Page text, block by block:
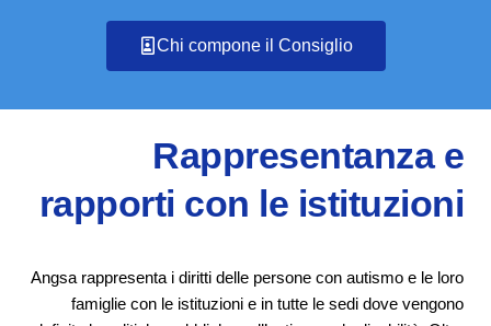
Chi compone il Consiglio
Rappresentanza e
rapporti con le istituzioni
Angsa rappresenta i diritti delle persone con autismo e le loro
famiglie con le istituzioni e in tutte le sedi dove vengono